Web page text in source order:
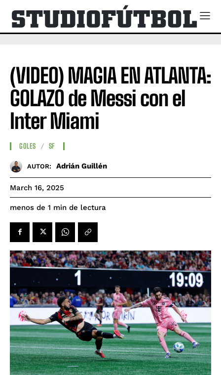
(VIDEO) MAGIA EN ATLANTA:
GOLAZO de Messi con el
Inter Miami
GOLES SF
AUTOR: Adrián Guillén
March 16, 2025
menos de 1 min de lectura